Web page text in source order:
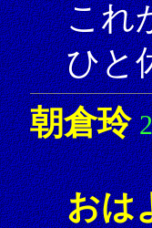
これ
ひと
朝倉玲
おは